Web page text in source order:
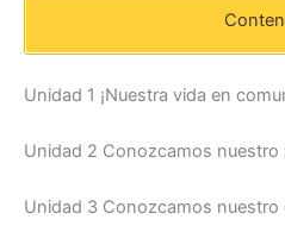
Unidad 1 ¡Nuestra vida en
Unidad 2 Conozcamos nuestro
Unidad 3 Conozcamos nuestro